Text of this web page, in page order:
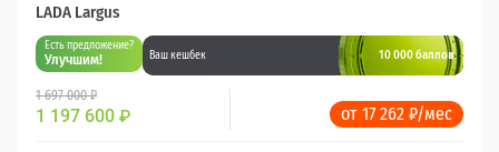
LADA Largus
Есть предложение?
Улучшим! Ваш кешбек 10 000 баллов
1 697 000 ₽
1 197 600 ₽ от 17 262 ₽/мес